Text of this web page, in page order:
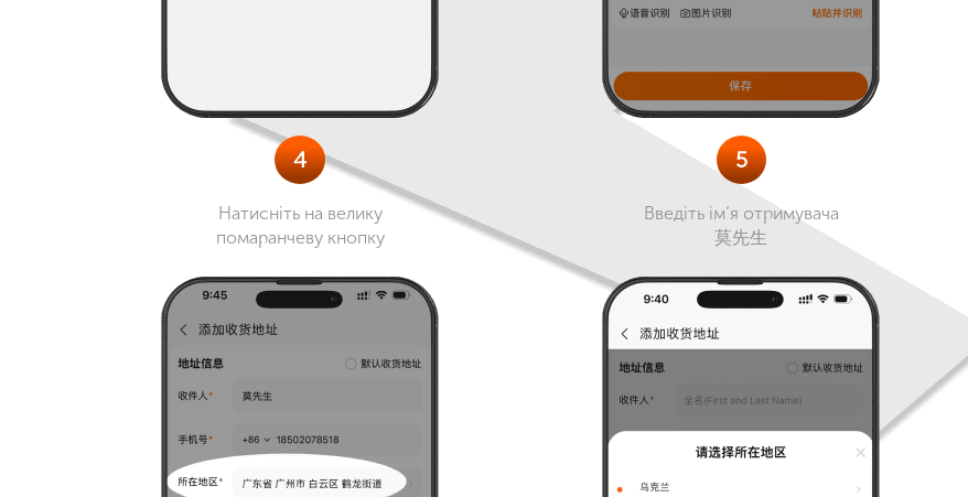
4
Натисніть на велику
помаранчеву кнопку
5
Введіть ім’я отримувача
莫先生